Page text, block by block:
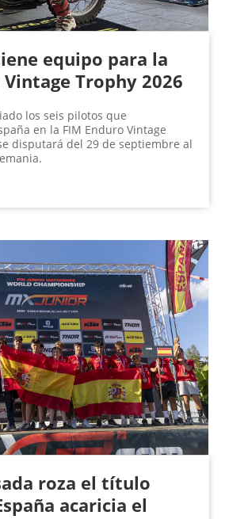
equipo para la
Vintage Trophy 2026
los seis pilotos que
en la FIM Enduro Vintage
disputará del 29 de septiembre al
roza el título
acaricia el